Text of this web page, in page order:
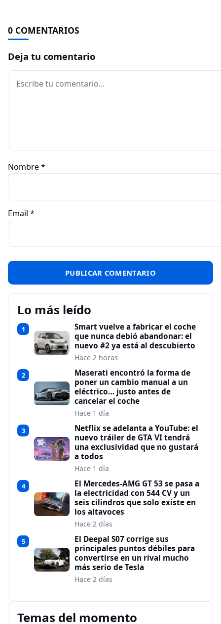
0 COMENTARIOS
Deja tu comentario
Comentario
Nombre*
Email *
Lo más leído
1
Smart vuelve a fabricar el coche
que nunca debió abandonar: el
nuevo #2 ya está al descubierto
Hace 2 horas
2
Maserati encontró la forma de
poner un cambio manual a un
eléctrico… justo antes de
cancelar el coche
Hace 1 día
3
Netflix se adelanta a YouTube: el
nuevo tráiler de GTA VI tendrá
una exclusividad que no gustará
a todos
Hace 1 día
4
El Mercedes-AMG GT 53 se pasa a
la electricidad con 544 CV y un
seis cilindros que solo existe en
los altavoces
Hace 2 días
5
El Deepal S07 corrige sus
principales puntos débiles para
convertirse en un rival mucho
más serio de Tesla
Hace 2 días
Temas del momento